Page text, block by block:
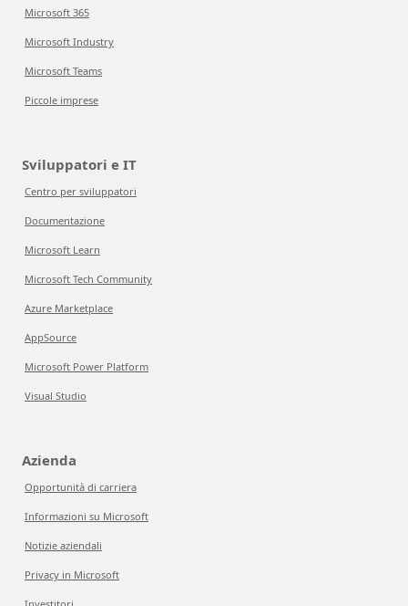
Microsoft 365
Microsoft Industry
Microsoft Teams
Piccole imprese
Sviluppatori e IT
Centro per sviluppatori
Documentazione
Microsoft Learn
Microsoft Tech Community
Azure Marketplace
AppSource
Microsoft Power Platform
Visual Studio
Azienda
Opportunità di carriera
Informazioni su Microsoft
Notizie aziendali
Privacy in Microsoft